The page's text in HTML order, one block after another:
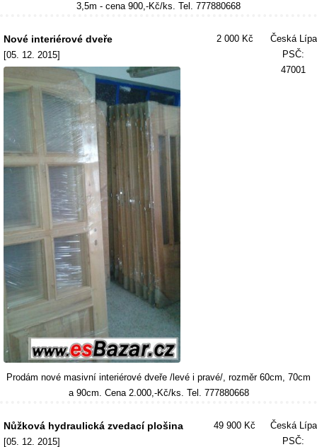
3,5m - cena 900,-Kč/ks. Tel. 777880668
Nové interiérové dveře
[05. 12. 2015]
2 000 Kč
Česká Lípa
PSČ:
47001
Prodám nové masivní interiérové dveře /levé i pravé/, rozměr 60cm, 70cm
a 90cm. Cena 2.000,-Kč/ks. Tel. 777880668
Nůžková hydraulická zvedací plošina
[05. 12. 2015]
49 900 Kč
Česká Lípa
PSČ: